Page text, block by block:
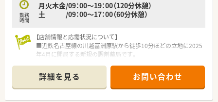
勤務
時間
月火木金/09：00～19：00（120分休憩）
土 /09：00～17：00（60分休憩）
【店舗情報と応需状況について】
■近鉄名古屋線の川越富洲原駅から徒歩10分ほどの立地に2025
年4月に開局する新規の調剤薬局です。
応需枚数は30枚程度と落ち着いた状況です。
■内科クリニックの開院も控えており、処方箋枚数の増加が見込
まれます。
詳細を見る お問い合わせ